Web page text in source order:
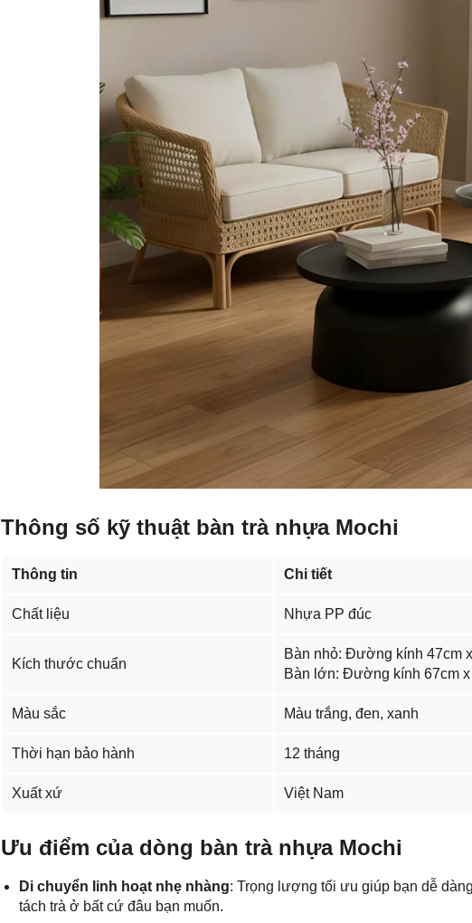
Thông số kỹ thuật bàn trà nhựa Mochi
Thông tin Chi tiết
Chất liệu Nhựa PP đúc
Kích thước chuẩn
Bàn nhỏ: Đường kính 47cm
Bàn lớn: Đường kính 67cm x
Màu sắc Màu trắng, đen, xanh
Thời hạn bảo hành 12 tháng
Xuất xứ Việt Nam
Ưu điểm của dòng bàn trà nhựa Mochi
Di chuyển linh hoạt nhẹ nhàng: Trọng lượng tối ưu giúp bạn dễ
tách trà ở bất cứ đâu bạn muốn.